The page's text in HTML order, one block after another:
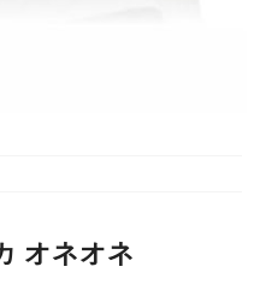
オネオネ